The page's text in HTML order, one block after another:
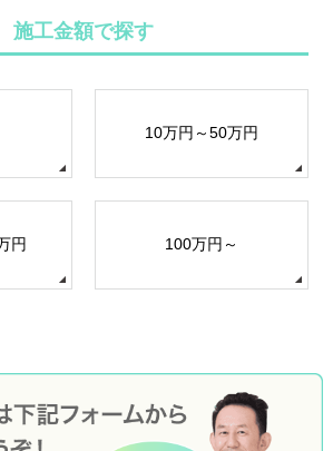
施工金額で探す
10万円～50万円
円 100万円～